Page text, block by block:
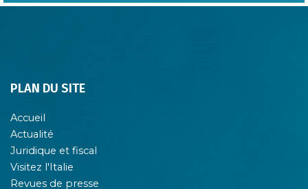
PLAN DU SITE
Accueil
Actualité
Juridique et fiscal
Visitez l'Italie
Revues de presse